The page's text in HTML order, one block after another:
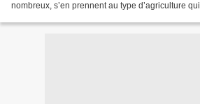
nombreux, s’en prennent au type d’agriculture